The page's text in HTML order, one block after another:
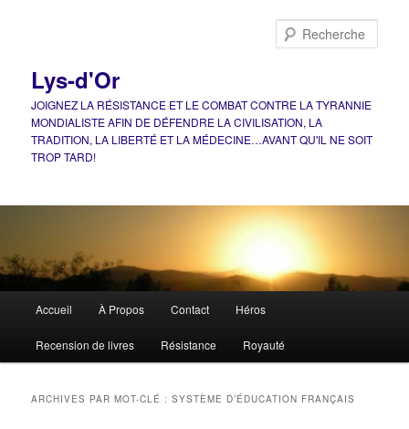
Lys-d'Or
JOIGNEZ LA RÉSISTANCE ET LE COMBAT CONTRE LA TYRANNIE
MONDIALISTE AFIN DE DÉFENDRE LA CIVILISATION, LA
TRADITION, LA LIBERTÉ ET LA MÉDECINE…AVANT QU'IL NE SOIT
TROP TARD!
principal
Accueil À Propos Contact Héros
Recension de livres Résistance Royauté
ARCHIVES PAR MOT-CLÉ :SYSTÈME D’ÉDUCATION FRANÇAIS